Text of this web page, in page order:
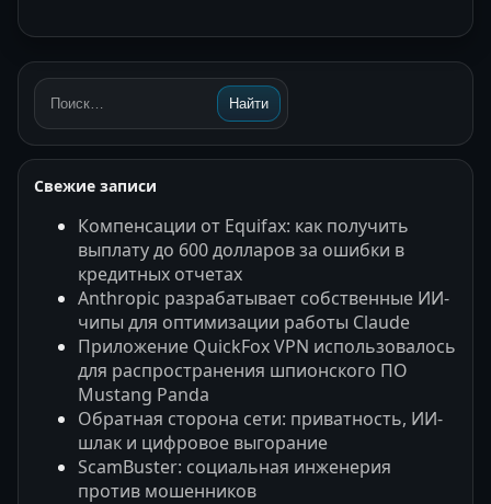
Поиск: Найти
Свежие записи
Компенсации от Equifax: как получить
выплату до 600 долларов за ошибки в
кредитных отчетах
Anthropic разрабатывает собственные ИИ-
чипы для оптимизации работы Claude
Приложение QuickFox VPN использовалось
для распространения шпионского ПО
Mustang Panda
Обратная сторона сети: приватность, ИИ-
шлак и цифровое выгорание
ScamBuster: социальная инженерия
против мошенников